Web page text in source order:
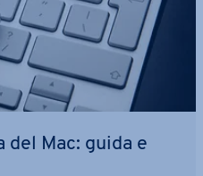
del Mac: guida e